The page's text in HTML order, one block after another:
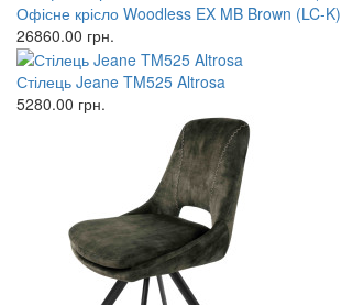
Офісне крісло Woodless EX MB Brown (LC-K)
26860.00 грн.
Стілець Jeane TM525 Altrosa
5280.00 грн.